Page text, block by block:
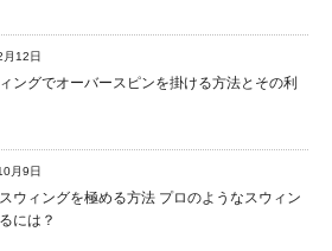
12日
ングでオーバースピンを掛ける方法とその利
月9日
ウィングを極める方法 プロのようなスウィン
には？